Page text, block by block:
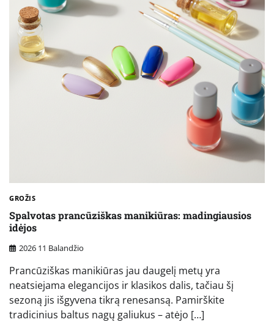
GROŽIS
Spalvotas prancūziškas manikiūras: madingiausios
idėjos
2026 11 Balandžio
Prancūziškas manikiūras jau daugelį metų yra
neatsiejama elegancijos ir klasikos dalis, tačiau šį
sezoną jis išgyvena tikrą renesansą. Pamirškite
tradicinius baltus nagų galiukus – atėjo […]